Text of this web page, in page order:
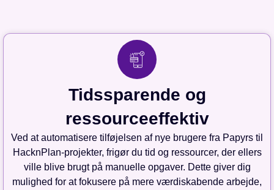
Tidssparende og
ressourceeffektiv
Ved at automatisere tilføjelsen af nye brugere fra Papyrs til
HacknPlan-projekter, frigør du tid og ressourcer, der ellers
ville blive brugt på manuelle opgaver. Dette giver dig
mulighed for at fokusere på mere værdiskabende arbejde,